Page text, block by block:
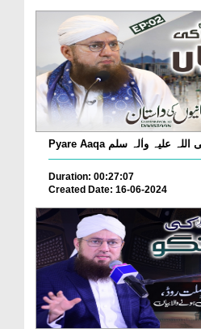
Duration: 00:27:07
Created Date: 16-06-2024